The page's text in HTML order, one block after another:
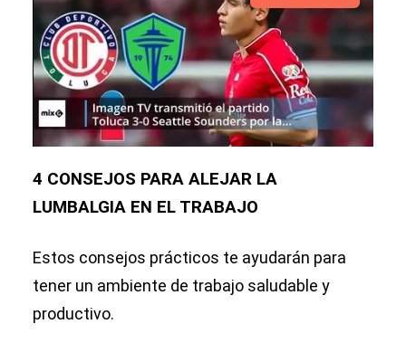
4 CONSEJOS PARA ALEJAR LA
LUMBALGIA EN EL TRABAJO
Estos consejos prácticos te ayudarán para
tener un ambiente de trabajo saludable y
productivo.